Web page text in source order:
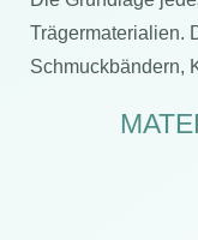
Trägermaterialien.
Schmuckbändern,